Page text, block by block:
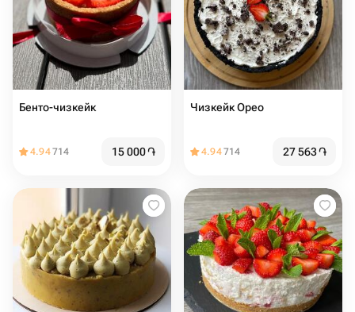
Бенто-чизкейк
4.94714 15 000֏
Чизкейк Орео
4.94714 27 563֏